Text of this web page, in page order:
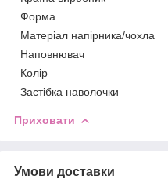
Форма
Матеріал напірника/чохла
Наповнювач
Колір
Застібка наволочки
Приховати
Умови доставки